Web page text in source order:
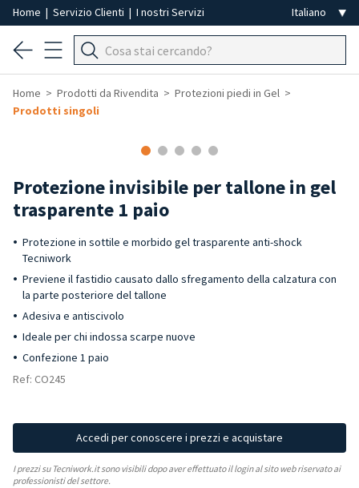
Home | Servizio Clienti | I nostri Servizi
Home Prodotti da Rivendita
Protezioni piedi in Gel
Prodotti singoli
Protezione invisibile per tallone in gel
trasparente 1 paio
Protezione in sottile e morbido gel trasparente anti-shock
Tecniwork
Previene il fastidio causato dallo sfregamento della calzatura con
la parte posteriore del tallone
Adesiva e antiscivolo
Ideale per chi indossa scarpe nuove
Confezione 1 paio
Ref: CO245
Accedi per conoscere i prezzi e acquistare
I prezzi su Tecniwork.it sono visibili dopo aver effettuato il login al sito web riservato ai
professionisti del settore.